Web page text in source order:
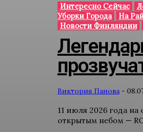
Интересно Сейчас
Уборки Города
На
Новости Финляндии
Виктория Панова -
11 июля 2026 года
открытым небом —